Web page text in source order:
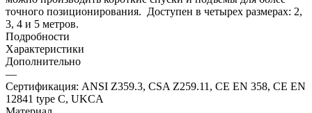
точного позиционирования. Доступен в четырех размерах: 2,
3, 4 и 5 метров.
Подробности
Характеристики
Дополнительно
—
Сертификация: ANSI Z359.3, CSA Z259.11, CE EN 358, CE EN
12841 type C, UKCA